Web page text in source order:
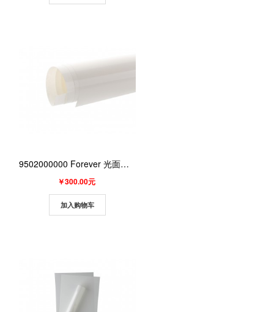
9502000000 Forever 光面防粘纸 A3（100张/包）（1个/箱）
￥300.00元
加入购物车